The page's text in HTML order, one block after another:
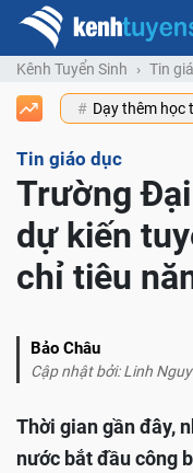
Kênh Tuyển Sinh Tin
Dạy thêm học
Tin giáo dục
Trường
dự kiến
chỉ tiêu
Bảo Châu
Cập nhật bởi: Linh
Thời gian gần đây,
nước bắt đầu công